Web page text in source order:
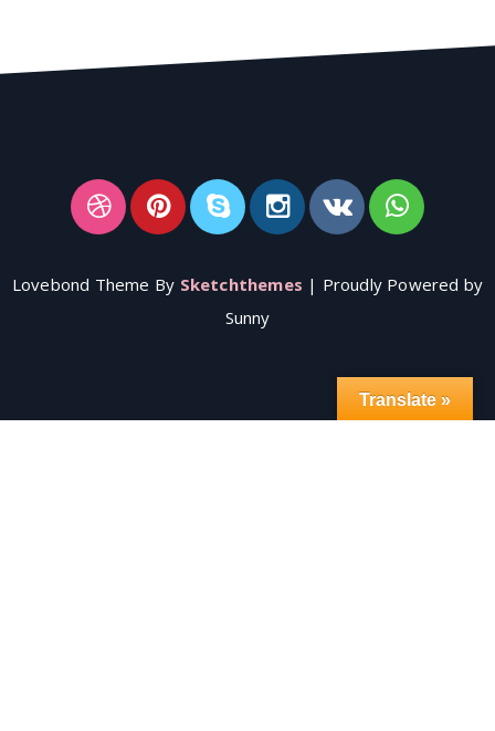
Lovebond Theme By Sketchthemes | Proudly Powered by
Sunny
Translate »